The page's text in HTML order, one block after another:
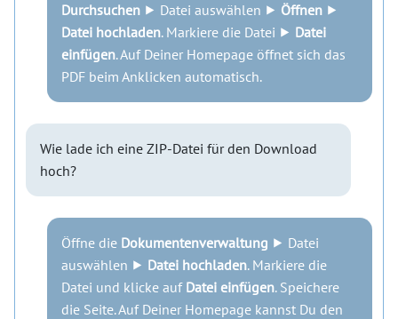
Durchsuchen ⯈ Datei auswählen ⯈ Öffnen ⯈
Datei hochladen. Markiere die Datei ⯈ Datei
einfügen. Auf Deiner Homepage öffnet sich das
PDF beim Anklicken automatisch.
Wie lade ich eine ZIP-Datei für den Download
hoch?
Öffne die Dokumentenverwaltung ⯈ Datei
auswählen ⯈ Datei hochladen. Markiere die
Datei und klicke auf Datei einfügen. Speichere
die Seite. Auf Deiner Homepage kannst Du den